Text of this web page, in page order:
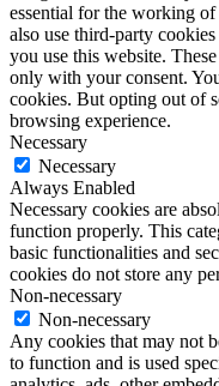
essential for the working
also use third-party
you use this website.
only with your consent.
cookies. But opting out of
browsing experience.
Necessary
Necessary
Always Enabled
Necessary cookies are
function properly. This
basic functionalities and
cookies do not store any
Non-necessary
Non-necessary
Any cookies that may not
to function and is used